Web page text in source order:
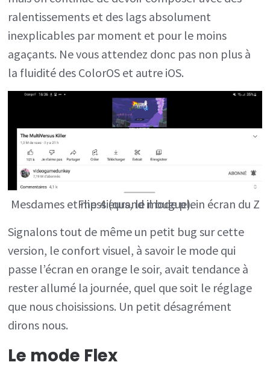
ralentissements et des lags absolument
inexplicables par moment et pour le moins
agaçants. Ne vous attendez donc pas non plus à
la fluidité des ColorOS et autre iOS.
Mesdames et messieurs, le mode plein écran du Z Flip 4 (quand il bugue).
Signalons tout de même un petit bug sur cette
version, le confort visuel, à savoir le mode qui
passe l’écran en orange le soir, avait tendance à
rester allumé la journée, quel que soit le réglage
que nous choisissions. Un petit désagrément
dirons nous.
Le mode Flex